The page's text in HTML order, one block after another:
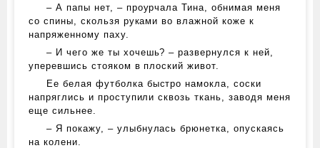
– А папы нет, – проурчала Тина, обнимая меня
со спины, скользя руками во влажной коже к
напряженному паху.
– И чего же ты хочешь? – развернулся к ней,
уперевшись стояком в плоский живот.
Ее белая футболка быстро намокла, соски
напряглись и проступили сквозь ткань, заводя меня
еще сильнее.
– Я покажу, – улыбнулась брюнетка, опускаясь
на колени.